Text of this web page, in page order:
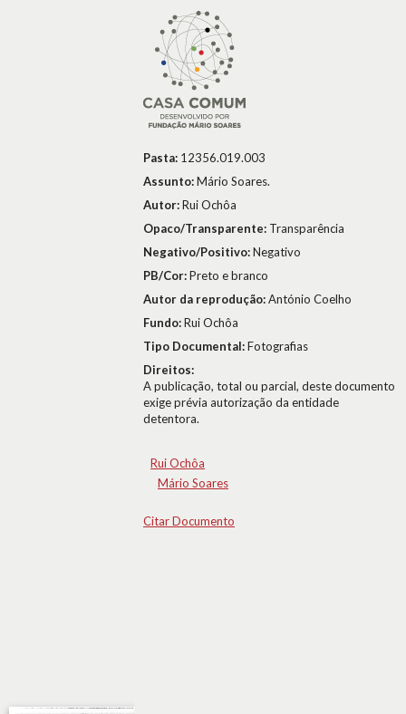
Pasta: 12356.019.003
Assunto:Mário Soares.
Autor:Rui Ochôa
Opaco/Transparente: Transparência
Negativo/Positivo:Negativo
PB/Cor:Preto e branco
Autor da reprodução:António Coelho
Fundo:Rui Ochôa
Tipo Documental:Fotografias
Direitos:
A publicação, total ou parcial, deste documento
exige prévia autorização da entidade
detentora.
Rui Ochôa
Mário Soares
Citar Documento